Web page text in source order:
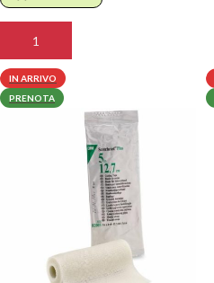
AGGIUNGI AL CARRELLO
IN ARRIVO
PRENOTA